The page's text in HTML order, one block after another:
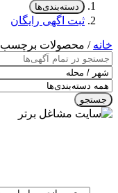
دسته‌بندی‌ها
ثبت اگهی رایگان
خانه / محصولات
جستجو